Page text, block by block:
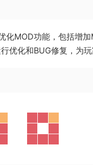
化MOD功能，包括增
优化和BUG修复，为玩